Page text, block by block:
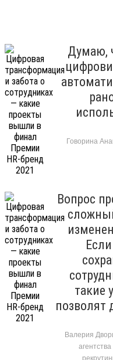
Думаю,
Говорина
Вопрос
такие
позволят
Валерия